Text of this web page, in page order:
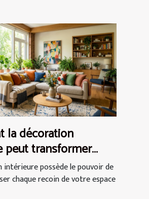
la décoration
peut transformer
de vie ?
intérieure possède le pouvoir de
chaque recoin de votre espace